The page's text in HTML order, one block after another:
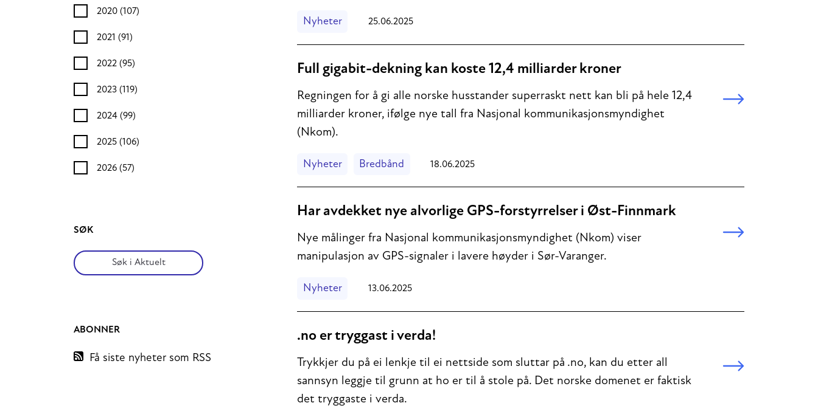
2020 (107)
2021 (91)
2022 (95)
2023 (119)
2024 (99)
2025 (106)
2026 (57)
SØK
Søk
ABONNER
Få siste nyheter som RSS
Nyheter 25.06.2025
Full gigabit-dekning kan koste 12,4 milliarder kroner
Regningen for å gi alle norske husstander superraskt nett kan bli på hele 12,4
milliarder kroner, ifølge nye tall fra Nasjonal kommunikasjonsmyndighet
(Nkom).
Nyheter Bredbånd 18.06.2025
Har avdekket nye alvorlige GPS-forstyrrelser i Øst-Finnmark
Nye målinger fra Nasjonal kommunikasjonsmyndighet (Nkom) viser
manipulasjon av GPS-signaler i lavere høyder i Sør-Varanger.
Nyheter 13.06.2025
.no er tryggast i verda!
Trykkjer du på ei lenkje til ei nettside som sluttar på .no, kan du etter all
sannsyn leggje til grunn at ho er til å stole på. Det norske domenet er faktisk
det tryggaste i verda.